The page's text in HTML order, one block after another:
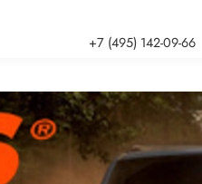
+7 (495) 142-09-66